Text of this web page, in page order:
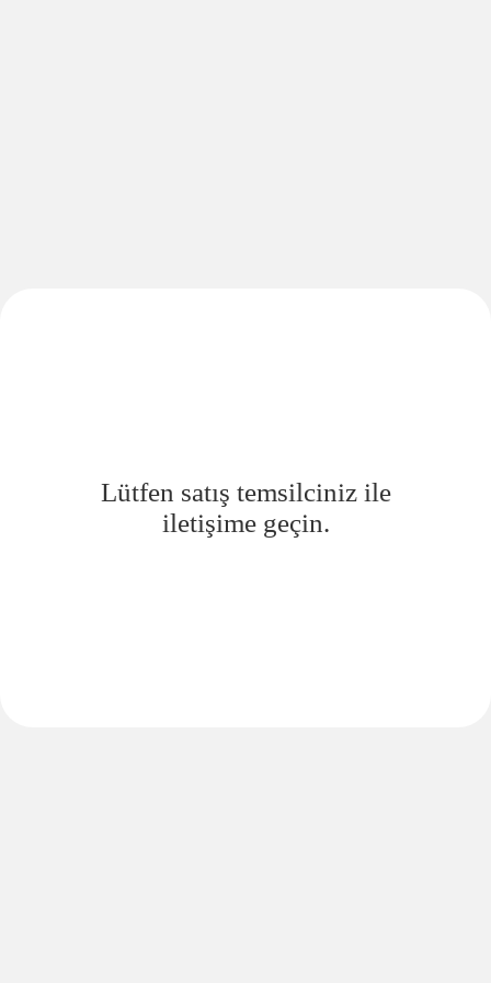
Lütfen satış temsilciniz ile
iletişime geçin.